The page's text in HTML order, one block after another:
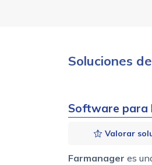
Soluciones
Software para
Valorar
Farmanager es